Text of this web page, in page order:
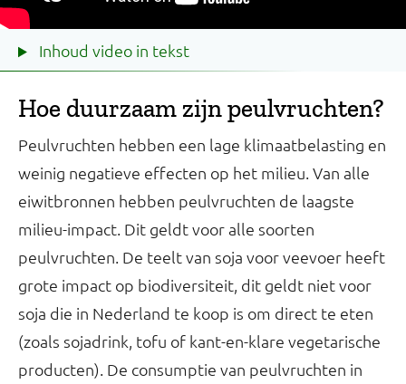
Inhoud video in tekst
Hoe duurzaam zijn peulvruchten?
Peulvruchten hebben een lage klimaatbelasting en
weinig negatieve effecten op het milieu. Van alle
eiwitbronnen hebben peulvruchten de laagste
milieu-impact. Dit geldt voor alle soorten
peulvruchten. De teelt van soja voor veevoer heeft
grote impact op biodiversiteit, dit geldt niet voor
soja die in Nederland te koop is om direct te eten
(zoals sojadrink, tofu of kant-en-klare vegetarische
producten). De consumptie van peulvruchten in